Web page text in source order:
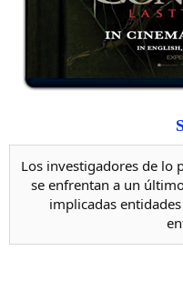
Los investigadores de lo
se enfrentan a un
implicadas